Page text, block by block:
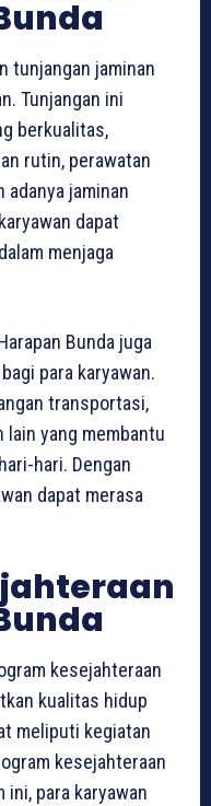
tunjangan jaminan
Tunjangan ini
berkualitas,
rutin, perawatan
adanya jaminan
dapat
menjaga
Bunda juga
para karyawan.
transportasi,
lain yang membantu
hari. Dengan
dapat merasa
kesejahteraan
kualitas hidup
meliputi kegiatan
kesejahteraan
ini, para karyawan